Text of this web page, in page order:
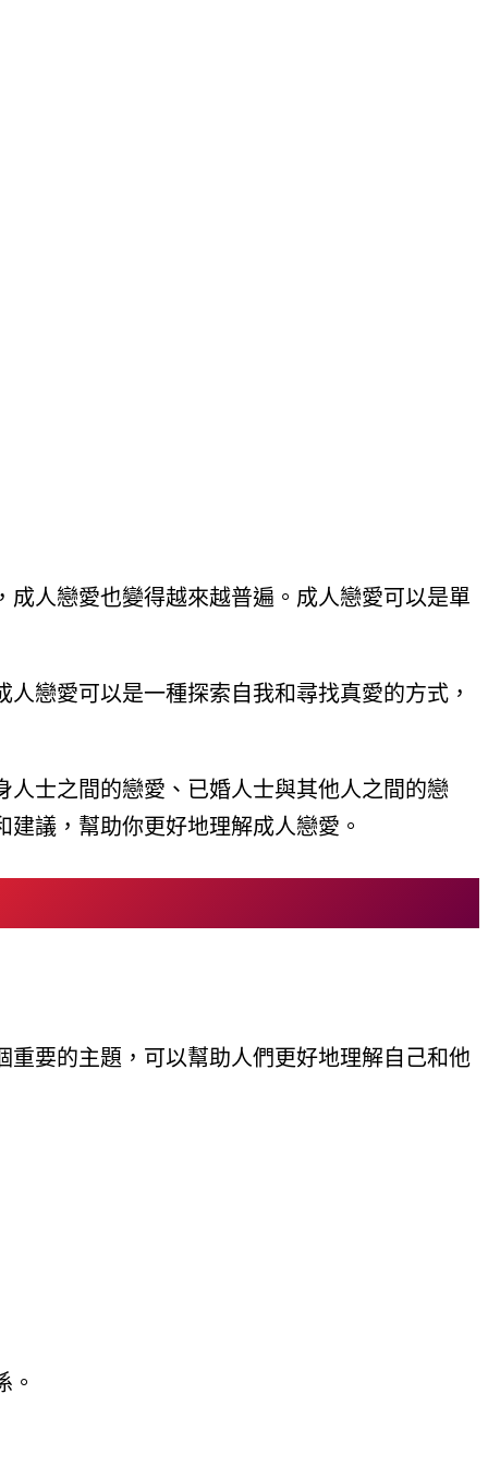
人戀愛也變得越來越普遍。成人戀愛可以是單
戀愛可以是一種探索自我和尋找真愛的方式，
士之間的戀愛、已婚人士與其他人之間的戀
議，幫助你更好地理解成人戀愛。
要的主題，可以幫助人們更好地理解自己和他
。